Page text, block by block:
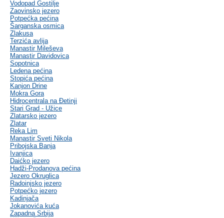
Vodopad Gostilje
Zaovinsko jezero
Potpećka pećina
Šarganska osmica
Zlakusa
Terzića avlija
Manastir Mileševa
Manastir Davidovica
Sopotnica
Ledena pećina
Stopića pećina
Kanjon Drine
Mokra Gora
Hidrocentrala na Đetinji
Stari Grad - Užice
Zlatarsko jezero
Zlatar
Reka Lim
Manastir Sveti Nikola
Pribojska Banja
Ivanjica
Daićko jezero
Hadži-Prodanova pećina
Jezero Okruglica
Radoinjsko jezero
Potpećko jezero
Kadinjača
Jokanovića kuća
Zapadna Srbija